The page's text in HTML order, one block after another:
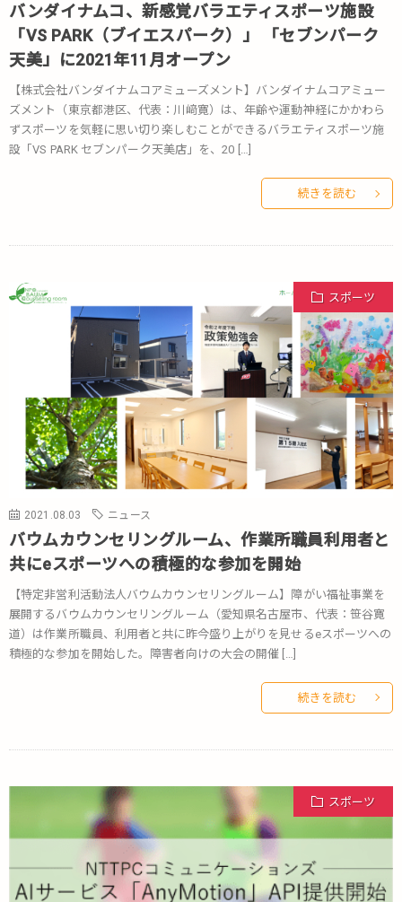
バンダイナムコ、新感覚バラエティスポーツ施設
「VS PARK（ブイエスパーク）」 「セブンパーク
天美」に2021年11月オープン
【株式会社バンダイナムコアミューズメント】バンダイナムコアミュー
ズメント（東京都港区、代表：川﨑寛）は、年齢や運動神経にかかわら
ずスポーツを気軽に思い切り楽しむことができるバラエティスポーツ施
設「VS PARK セブンパーク天美店」を、20 […]
続きを読む
スポーツ
2021.08.03 ニュース
バウムカウンセリングルーム、作業所職員利用者と
共にeスポーツへの積極的な参加を開始
【特定非営利活動法人バウムカウンセリングルーム】障がい福祉事業を
展開するバウムカウンセリングルーム（愛知県名古屋市、代表：笹谷寛
道）は作業所職員、利用者と共に昨今盛り上がりを見せるeスポーツへの
積極的な参加を開始した。障害者向けの大会の開催 […]
続きを読む
スポーツ